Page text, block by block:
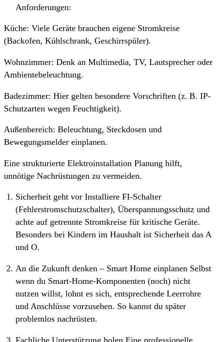
Anforderungen:
Küche: Viele Geräte brauchen eigene Stromkreise
(Backofen, Kühlschrank, Geschirrspüler).
Wohnzimmer: Denk an Multimedia, TV, Lautsprecher oder
Ambientebeleuchtung.
Badezimmer: Hier gelten besondere Vorschriften (z. B. IP-
Schutzarten wegen Feuchtigkeit).
Außenbereich: Beleuchtung, Steckdosen und
Bewegungsmelder einplanen.
Eine strukturierte Elektroinstallation Planung hilft,
unnötige Nachrüstungen zu vermeiden.
Sicherheit geht vor Installiere FI-Schalter
(Fehlerstromschutzschalter), Überspannungsschutz und
achte auf getrennte Stromkreise für kritische Geräte.
Besonders bei Kindern im Haushalt ist Sicherheit das A
und O.
An die Zukunft denken – Smart Home einplanen Selbst
wenn du Smart-Home-Komponenten (noch) nicht
nutzen willst, lohnt es sich, entsprechende Leerrohre
und Anschlüsse vorzusehen. So kannst du später
problemlos nachrüsten.
Fachliche Unterstützung holen Eine professionelle